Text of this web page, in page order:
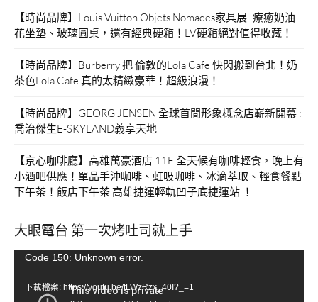
【時尚品牌】Louis Vuitton Objets Nomades家具展 !療癒奶油
花坐墊、玻璃圓桌，還有經典硬箱！LV硬箱絕對值得收藏！
【時尚品牌】Burberry 把 倫敦的Lola Cafe 快閃搬到台北！奶
茶色Lola Cafe 真的太精緻豪華！超級浪漫！
【時尚品牌】GEORG JENSEN 全球首間形象概念店嶄新開幕 :
喬治傑生E-SKYLAND義享天地
【京心咖啡廳】高雄萬豪酒店 11F 全天候有咖啡輕食，晚上有
小酒吧供應！單品手沖咖啡、虹吸咖啡、冰滴萃取、輕食餐點
下午茶！飯店下午茶 高雄捷運輕軌凹子底捷運站 ！
大眼電台 第一次烤吐司就上手
視Code 150: Unknown error.
下載檔案: https://youtu.be/tLWzRzx_40I?_=1